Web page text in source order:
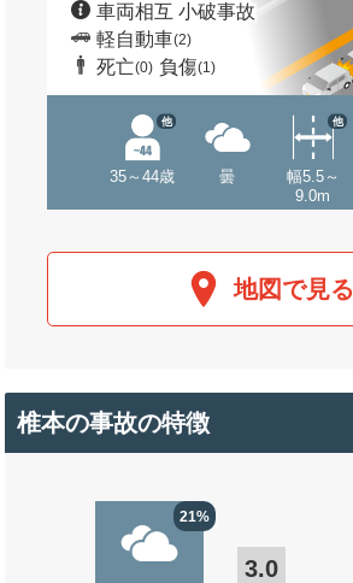
車両相互 小破事故
軽自動車(2)
死亡(0) 負傷(1)
35～44歳
他
曇
幅5.5～
9.0m
他
地図で見る
椎本の事故の特徴
21%
3.0